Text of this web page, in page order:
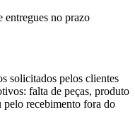
entregues no prazo
solicitados pelos clientes
falta de peças, produto
recebimento fora do